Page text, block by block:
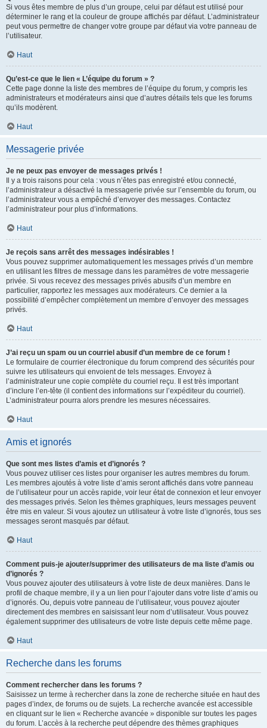
Si vous êtes membre de plus d’un groupe, celui par défaut est utilisé pour
déterminer le rang et la couleur de groupe affichés par défaut. L’administrateur
peut vous permettre de changer votre groupe par défaut via votre panneau de
l’utilisateur.
Haut
Qu’est-ce que le lien « L’équipe du forum » ?
Cette page donne la liste des membres de l’équipe du forum, y compris les
administrateurs et modérateurs ainsi que d’autres détails tels que les forums
qu’ils modèrent.
Haut
Messagerie privée
Je ne peux pas envoyer de messages privés !
Il y a trois raisons pour cela : vous n’êtes pas enregistré et/ou connecté,
l’administrateur a désactivé la messagerie privée sur l’ensemble du forum, ou
l’administrateur vous a empêché d’envoyer des messages. Contactez
l’administrateur pour plus d’informations.
Haut
Je reçois sans arrêt des messages indésirables !
Vous pouvez supprimer automatiquement les messages privés d’un membre
en utilisant les filtres de message dans les paramètres de votre messagerie
privée. Si vous recevez des messages privés abusifs d’un membre en
particulier, rapportez les messages aux modérateurs. Ce dernier a la
possibilité d’empêcher complètement un membre d’envoyer des messages
privés.
Haut
J’ai reçu un spam ou un courriel abusif d’un membre de ce forum !
Le formulaire de courrier électronique du forum comprend des sécurités pour
suivre les utilisateurs qui envoient de tels messages. Envoyez à
l’administrateur une copie complète du courriel reçu. Il est très important
d’inclure l’en-tête (il contient des informations sur l’expéditeur du courriel).
L’administrateur pourra alors prendre les mesures nécessaires.
Haut
Amis et ignorés
Que sont mes listes d’amis et d’ignorés ?
Vous pouvez utiliser ces listes pour organiser les autres membres du forum.
Les membres ajoutés à votre liste d’amis seront affichés dans votre panneau
de l’utilisateur pour un accès rapide, voir leur état de connexion et leur envoyer
des messages privés. Selon les thèmes graphiques, leurs messages peuvent
être mis en valeur. Si vous ajoutez un utilisateur à votre liste d’ignorés, tous ses
messages seront masqués par défaut.
Haut
Comment puis-je ajouter/supprimer des utilisateurs de ma liste d’amis ou
d’ignorés ?
Vous pouvez ajouter des utilisateurs à votre liste de deux manières. Dans le
profil de chaque membre, il y a un lien pour l’ajouter dans votre liste d’amis ou
d’ignorés. Ou, depuis votre panneau de l’utilisateur, vous pouvez ajouter
directement des membres en saisissant leur nom d’utilisateur. Vous pouvez
également supprimer des utilisateurs de votre liste depuis cette même page.
Haut
Recherche dans les forums
Comment rechercher dans les forums ?
Saisissez un terme à rechercher dans la zone de recherche située en haut des
pages d’index, de forums ou de sujets. La recherche avancée est accessible
en cliquant sur le lien « Recherche avancée » disponible sur toutes les pages
du forum. L’accès à la recherche peut dépendre des thèmes graphiques